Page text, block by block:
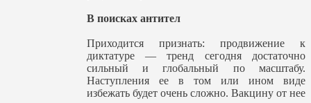
В поисках антител
Приходится признать: продвижение к
диктатуре — тренд сегодня достаточно
сильный и глобальный по масштабу.
Наступления ее в том или ином виде
избежать будет очень сложно. Вакцину от нее